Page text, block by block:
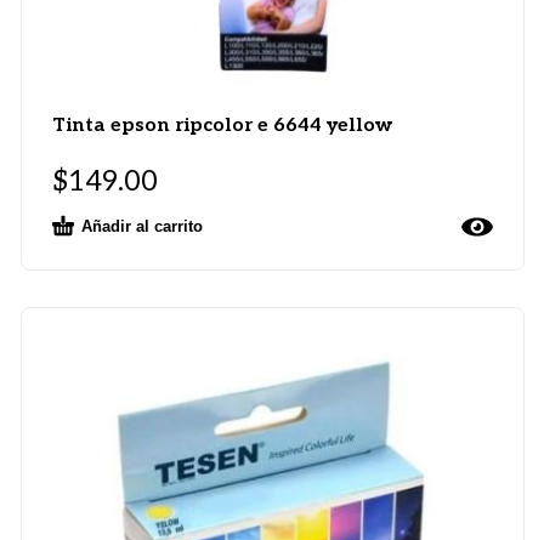
Tinta epson ripcolor e 6644 yellow
$149.00
Añadir al carrito